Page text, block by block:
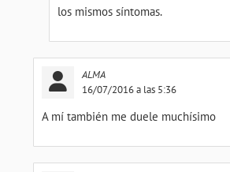
los mismos síntomas.
ALMA
16/07/2016 a las 5:36
A mí también me duele muchísimo